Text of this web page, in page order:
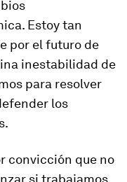
Estoy tan
por el futuro de
inestabilidad de
para resolver
los
convicción que no
si trabajamos